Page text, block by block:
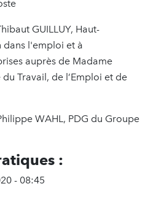
GUILLUY, Haut-
dans l'emploi et à
auprès de Madame
Travail, de l’Emploi et de
WAHL, PDG du Groupe
:
- 08:45